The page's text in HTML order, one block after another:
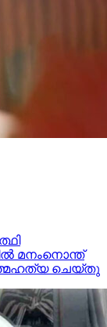
മനംനൊന്ത്
ചെയ്തു